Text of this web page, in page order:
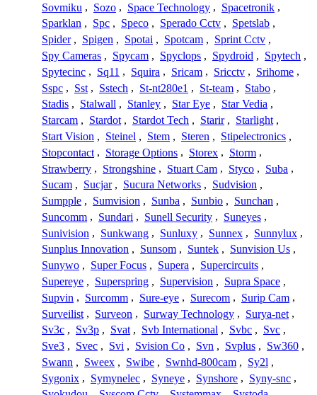
Sovmiku , Sozo , Space Technology , Spacetronik ,
Sparklan , Spc , Speco , Sperado Cctv , Spetslab ,
Spider , Spigen , Spotai , Spotcam , Sprint Cctv ,
Spy Cameras , Spycam , Spyclops , Spydroid , Spytech ,
Spytecinc , Sq11 , Squira , Sricam , Sricctv , Srihome ,
Sspc , Sst , Sstech , St-nt280e1 , St-team , Stabo ,
Stadis , Stalwall , Stanley , Star Eye , Star Vedia ,
Starcam , Stardot , Stardot Tech , Starir , Starlight ,
Start Vision , Steinel , Stem , Steren , Stipelectronics ,
Stopcontact , Storage Options , Storex , Storm ,
Strawberry , Strongshine , Stuart Cam , Styco , Suba ,
Sucam , Sucjar , Sucura Networks , Sudvision ,
Sumpple , Sumvision , Sunba , Sunbio , Sunchan ,
Suncomm , Sundari , Sunell Security , Suneyes ,
Sunivision , Sunkwang , Sunluxy , Sunnex , Sunnylux ,
Sunplus Innovation , Sunsom , Suntek , Sunvision Us ,
Sunywo , Super Focus , Supera , Supercircuits ,
Supereye , Superspring , Supervision , Supra Space ,
Supvin , Surcomm , Sure-eye , Surecom , Surip Cam ,
Surveilist , Surveon , Surway Technology , Surya-net ,
Sv3c , Sv3p , Svat , Svb International , Svbc , Svc ,
Sve3 , Svec , Svi , Svision Co , Svn , Svplus , Sw360 ,
Swann , Sweex , Swibe , Swnhd-800cam , Sy2l ,
Sygonix , Symynelec , Syneye , Synshore , Syny-snc ,